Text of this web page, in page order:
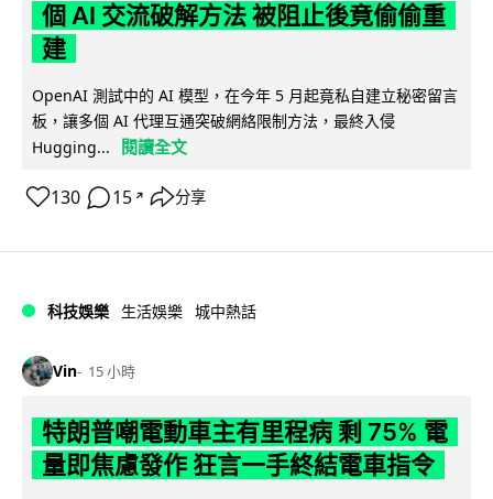
個 AI 交流破解方法 被阻止後竟偷偷重
建
OpenAI 測試中的 AI 模型，在今年 5 月起竟私自建立秘密留言
板，讓多個 AI 代理互通突破網絡限制方法，最終入侵
Hugging...
閱讀全文
130 15 ↗ 分享
科技娛樂 生活娛樂 城中熱話
Vin 15 小時
特朗普嘲電動車主有里程病 剩 75% 電
量即焦慮發作 狂言一手終結電車指令